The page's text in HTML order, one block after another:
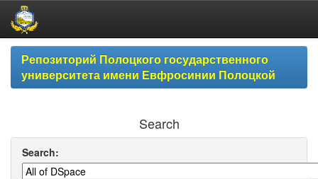
Skip
navigationРепозиторий Полоцкого государственного
университета имени Евфросинии Полоцкой
Search
Search: